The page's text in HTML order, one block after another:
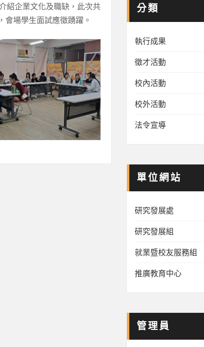
紹企業文化及職缺，此次共
場學生面試應徵踴躍。
分類
執行成果
徵才活動
校內活動
校外活動
法令宣導
單位網站
研究發展處
研究發展組
就業暨校友服務組
推廣教育中心
管理員